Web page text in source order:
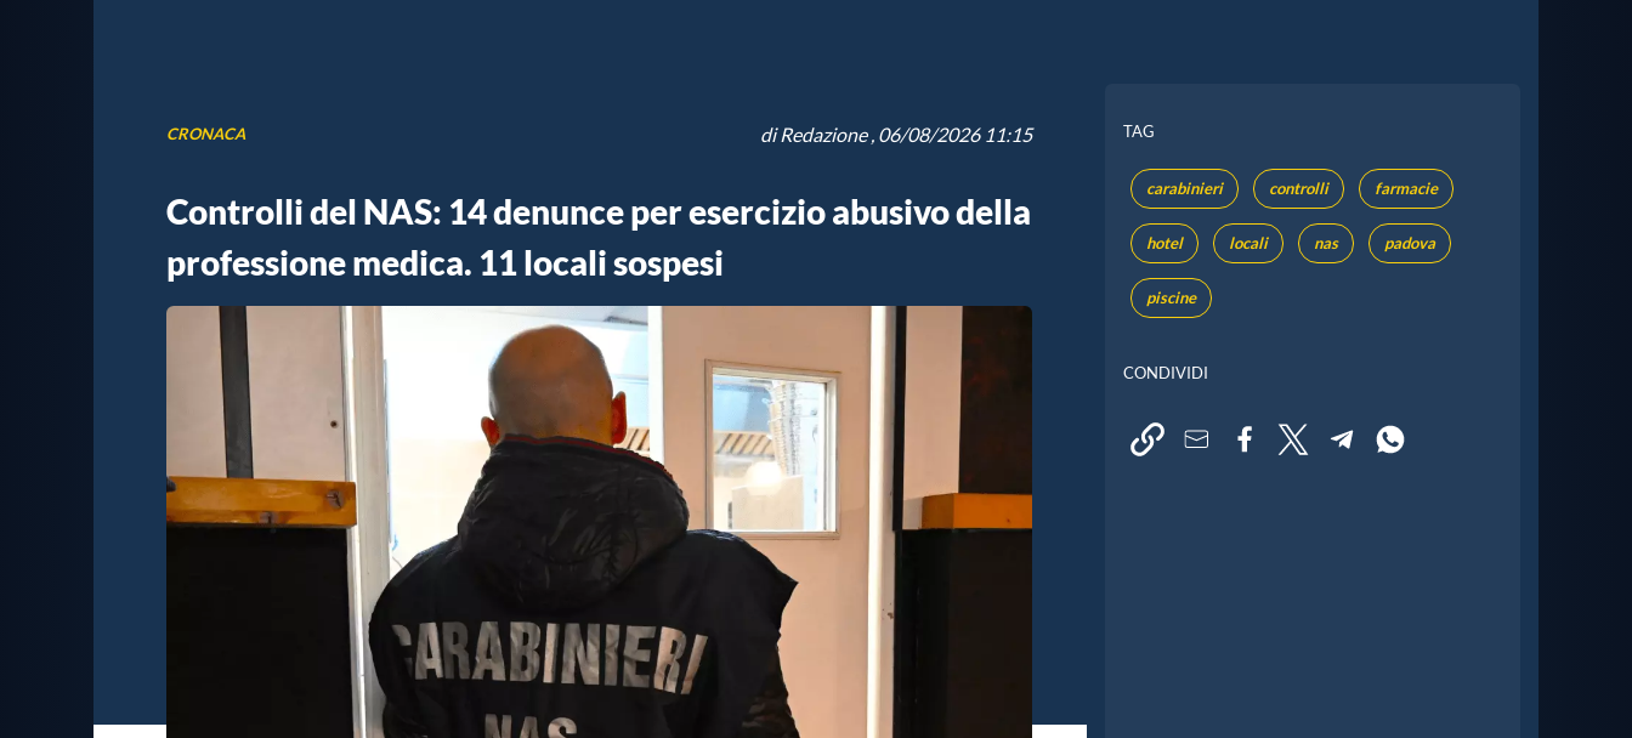
CRONACA diRedazione, 06/08/2026 11:15
Controlli del NAS: 14 denunce per esercizio abusivo della
professione medica. 11 locali sospesi
TAG
carabinieri controlli farmacie
hotel locali nas padova
piscine
CONDIVIDI